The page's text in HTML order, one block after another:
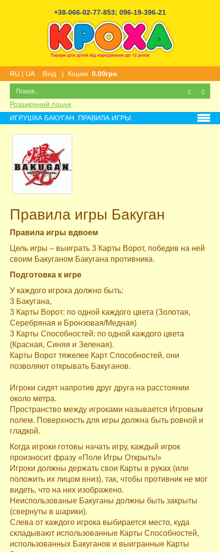
+38-066-02-77-853; 096-19-396-21
RU | UA Вхід | Кошик 0.00грн
Розширений пошук
ИГРУШКА БАКУГАН. ПРАВИЛА ИГРЫ.
Правила игры Бакуган
Правила игры вдвоем
Цель игры – выиграть 3 Карты Ворот, победив на ней
своим Бакуганом Бакугана противника.
Подготовка к игре
У каждого игрока должно быть:
3 Бакугана,
3 Карты Ворот: по одной каждого цвета (Золотая,
Серебряная и Бронзовая/Медная)
3 Карты Способностей: по одной каждого цвета
(Красная, Синяя и Зеленая).
Карты Ворот тяжелее Карт Способностей, они
позволяют открывать Бакуганов.
Игроки сидят напротив друг друга на расстоянии
около метра.
Пространство между игроками называется Игровым
полем. Поверхность для игры должна быть ровной и
гладкой.
Когда игроки готовы начать игру, каждый игрок
произносит фразу «Поле Игры Открыть!»
Игроки должны держать свои Карты в руках (или
положить их лицом вниз), так, чтобы противник не мог
видеть, что на них изображено.
Неиспользованые Бакуганы должны быть закрыты
(свернуты в шарики).
Слева от каждого игрока выбирается место, куда
складывают использованные Карты Способностей,
использованных Бакуганов и выигранные Карты